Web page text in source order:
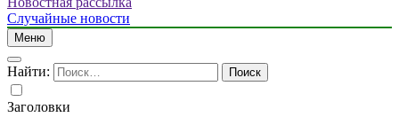
Случайные новости
Меню
Найти:
Заголовки